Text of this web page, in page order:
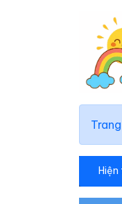
Hiện